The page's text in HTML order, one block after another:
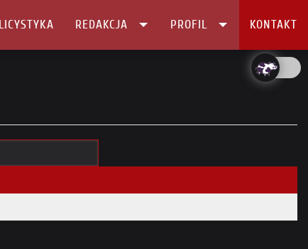
REDAKCJA PROFIL KONTAKT